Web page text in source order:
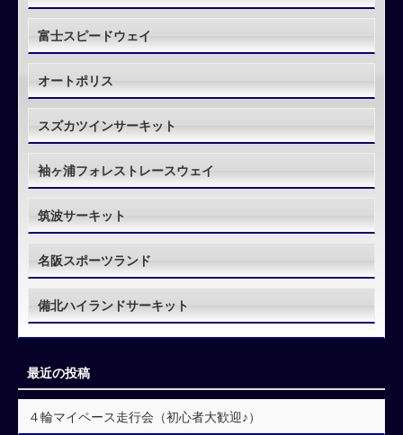
富士スピードウェイ
オートポリス
スズカツインサーキット
袖ヶ浦フォレストレースウェイ
筑波サーキット
名阪スポーツランド
備北ハイランドサーキット
最近の投稿
４輪マイペース走行会（初心者大歓迎♪）